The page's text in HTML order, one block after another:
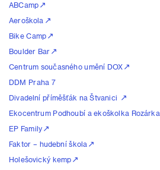
ABCamp
Aeroškola
Bike Camp
Boulder Bar
Centrum současného umění DOX
DDM Praha 7
Divadelní příměšťák na Štvanici
Ekocentrum Podhoubí a ekoškolka Rozárka
EP Family
Faktor – hudební škola
Holešovický kemp